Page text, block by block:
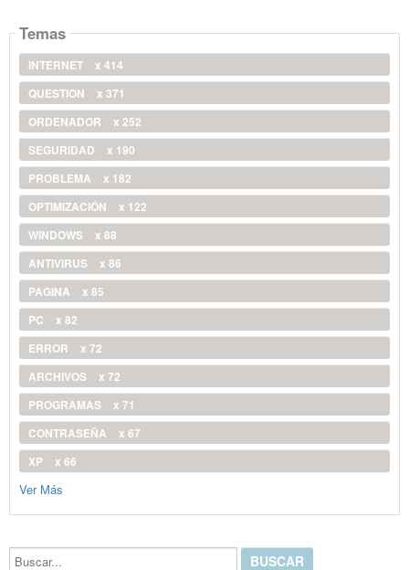
Temas
INTERNET
x 414
QUESTION
x 371
ORDENADOR
x 252
SEGURIDAD
x 190
PROBLEMA
x 182
OPTIMIZACIÓN
x 122
WINDOWS
x 88
ANTIVIRUS
x 86
PAGINA
x 85
PC
x 82
ERROR
x 72
ARCHIVOS
x 72
PROGRAMAS
x 71
CONTRASEÑA
x 67
XP
x 66
Ver Más
Buscar...